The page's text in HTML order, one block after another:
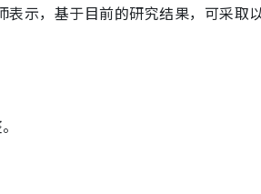
示，基于目前的研究结果，可采取